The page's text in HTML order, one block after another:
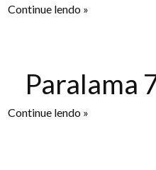
Continue lendo »
Paralama
Continue lendo »